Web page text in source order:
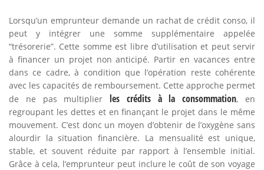
Lorsqu’un emprunteur demande un rachat de crédit conso, il
peut y intégrer une somme supplémentaire appelée
“trésorerie”. Cette somme est libre d’utilisation et peut servir
à financer un projet non anticipé. Partir en vacances entre
dans ce cadre, à condition que l’opération reste cohérente
avec les capacités de remboursement. Cette approche permet
de ne pas multiplier les crédits à la consommation, en
regroupant les dettes et en finançant le projet dans le même
mouvement. C’est donc un moyen d’obtenir de l’oxygène sans
alourdir la situation financière. La mensualité est unique,
stable, et souvent réduite par rapport à l’ensemble initial.
Grâce à cela, l’emprunteur peut inclure le coût de son voyage